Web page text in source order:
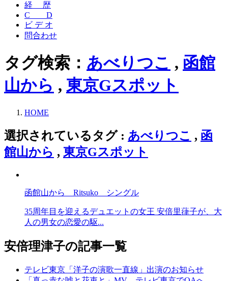
経 歴
C D
ビ デ オ
問合わせ
タグ検索： あべりつこ , 函館
山から , 東京Gスポット
HOME
選択されているタグ : あべりつこ , 函
館山から , 東京Gスポット
函館山から Ritsuko シングル
35周年目を迎えるデュエットの女王 安倍里葎子が、大
人の男女の恋愛の駆...
安倍理津子の記事一覧
テレビ東京「洋子の演歌一直線」出演のお知らせ